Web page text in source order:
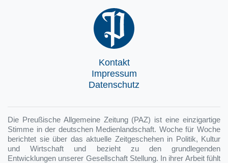
Kontakt
Impressum
Datenschutz
Die Preußische Allgemeine Zeitung (PAZ) ist eine einzigartige
Stimme in der deutschen Medienlandschaft. Woche für Woche
berichtet sie über das aktuelle Zeitgeschehen in Politik, Kultur
und Wirtschaft und bezieht zu den grundlegenden
Entwicklungen unserer Gesellschaft Stellung. In ihrer Arbeit fühlt